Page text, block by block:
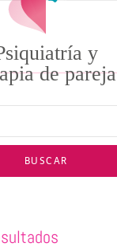
y
de pareja
BUSCAR